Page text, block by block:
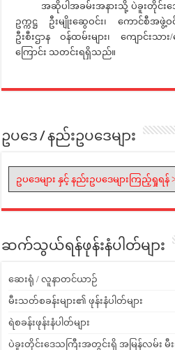
အဆိုပါအခမ်းအနားသို့ ပဲခူးတိုင်းဒေ
ဥက္ကဋ္ဌ ဦးမျိုးဆွေဝင်း၊ ကောင်စီအဖွဲ့
ဦးစီးဌာန ဝန်ထမ်းများ၊ ကျောင်းသ
ကြောင်း သတင်းရရှိသည်။
ဥပဒေ / နည်းဥပဒေများ
ဥပဒေများ နှင့် နည်းဥပဒေများကြည့်ရှုရန်
ဆက်သွယ်ရန်ဖုန်းနံပါတ်များ
ဆေးရုံ / လူနာတင်ယာဉ်
မီးသတ်စခန်းများ၏ ဖုန်းနံပါတ်များ
ရဲစခန်းဖုန်းနံပါတ်များ
ပဲခူးတိုင်းဒေသကြီးအတွင်းရှိ အမြန်လမ်း မီး